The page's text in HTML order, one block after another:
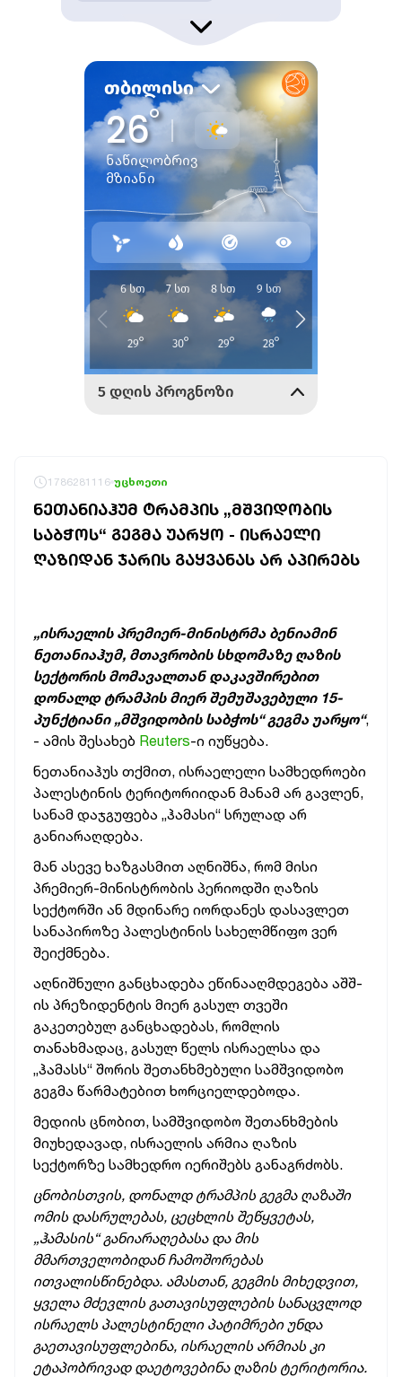
1786281116 უცხოეთი
ᲜᲔᲗᲐᲜᲘᲐᲰᲣᲛ ᲢᲠᲐᲛᲞᲘᲡ „ᲛᲨᲕᲘᲓᲝᲑᲘᲡ
ᲡᲐᲑᲭᲝᲡ“ ᲒᲔᲒᲛᲐ ᲣᲐᲠᲧᲝ - ᲘᲡᲠᲐᲔᲚᲘ
ᲦᲐᲖᲘᲓᲐᲜ ᲯᲐᲠᲘᲡ ᲒᲐᲧᲕᲐᲜᲐᲡ ᲐᲠ ᲐᲞᲘᲠᲔᲑᲡ
„ისრაელის პრემიერ-მინისტრმა ბენიამინ
ნეთანიაჰუმ, მთავრობის სხდომაზე ღაზის
სექტორის მომავალთან დაკავშირებით
დონალდ ტრამპის მიერ შემუშავებული 15-
პუნქტიანი „მშვიდობის საბჭოს“ გეგმა უარყო“,
- ამის შესახებ Reuters-ი იუწყება.
ნეთანიაჰუს თქმით, ისრაელელი სამხედროები
პალესტინის ტერიტორიიდან მანამ არ გავლენ,
სანამ დაჯგუფება „ჰამასი“ სრულად არ
განიარაღდება.
მან ასევე ხაზგასმით აღნიშნა, რომ მისი
პრემიერ-მინისტრობის პერიოდში ღაზის
სექტორში ან მდინარე იორდანეს დასავლეთ
სანაპიროზე პალესტინის სახელმწიფო ვერ
შეიქმნება.
აღნიშნული განცხადება ეწინააღმდეგება აშშ-
ის პრეზიდენტის მიერ გასულ თვეში
გაკეთებულ განცხადებას, რომლის
თანახმადაც, გასულ წელს ისრაელსა და
„ჰამასს“ შორის შეთანხმებული სამშვიდობო
გეგმა წარმატებით ხორციელდებოდა.
მედიის ცნობით, სამშვიდობო შეთანხმების
მიუხედავად, ისრაელის არმია ღაზის
სექტორზე სამხედრო იერიშებს განაგრძობს.
ცნობისთვის, დონალდ ტრამპის გეგმა ღაზაში
ომის დასრულებას, ცეცხლის შეწყვეტას,
„ჰამასის“ განიარაღებასა და მის
მმართველობიდან ჩამოშორებას
ითვალისწინებდა. ამასთან, გეგმის მიხედვით,
ყველა მძევლის გათავისუფლების სანაცვლოდ
ისრაელს პალესტინელი პატიმრები უნდა
გაეთავისუფლებინა, ისრაელის არმიას კი
ეტაპობრივად დაეტოვებინა ღაზის ტერიტორია.